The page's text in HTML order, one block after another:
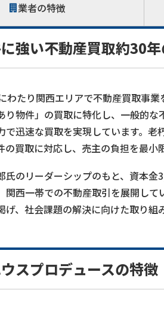
業者の特徴
強い不動産買取約30
わたり関西エリアで不動産買取事
り物件」の買取に特化し、一般的
で迅速な買取を実現しています。
の買取に対応し、売主の負担を最小
氏のリーダーシップのもと、資本
関西一帯での不動産取引を展開し
げ、社会課題の解決に向けた取り組
スプロデュースの特徴